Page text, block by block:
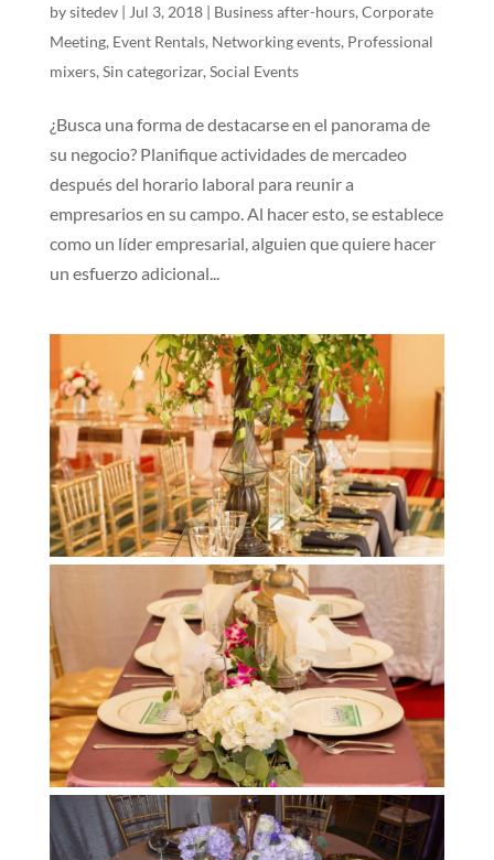
bysitedev| Jul 3, 2018| Business after-hours, Corporate
Meeting, Event Rentals, Networking events, Professional
mixers, Sin categorizar, Social Events
¿Busca una forma de destacarse en el panorama de
su negocio? Planifique actividades de mercadeo
después del horario laboral para reunir a
empresarios en su campo. Al hacer esto, se establece
como un líder empresarial, alguien que quiere hacer
un esfuerzo adicional...